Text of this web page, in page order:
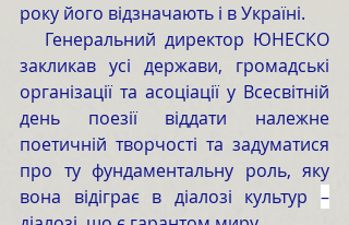
року його відзначають і в Україні.
закликав усі держави, громадські
організації та асоціації у Всесвітній
день поезії віддати належне
поетичній творчості та задуматися
про ту фундаментальну роль, яку
вона відіграє в діалозі культур –